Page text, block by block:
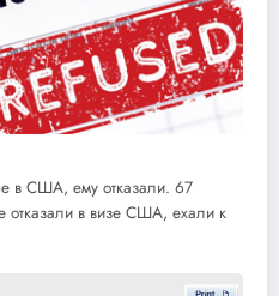
в США, ему отказали. 67
отказали в визе США, ехали к